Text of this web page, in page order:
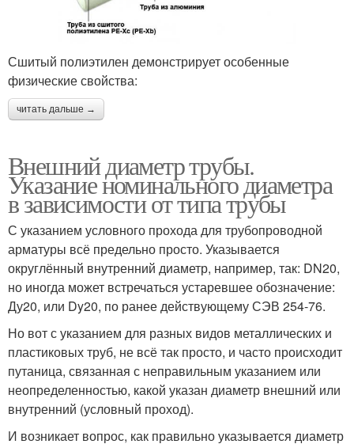
Сшитый полиэтилен демонстрирует особенные
физические свойства:
читать дальше →
Внешний диаметр трубы.
Указание номинального диаметра
в зависимости от типа трубы
С указанием условного прохода для трубопроводной
арматуры всё предельно просто. Указывается
округлённый внутренний диаметр, например, так: DN20,
но иногда может встречаться устаревшее обозначение:
Ду20, или Dy20, по ранее действующему СЭВ 254-76.
Но вот с указанием для разных видов металлических и
пластиковых труб, не всё так просто, и часто происходит
путаница, связанная с неправильным указанием или
неопределенностью, какой указан диаметр внешний или
внутренний (условный проход).
И возникает вопрос, как правильно указывается диаметр